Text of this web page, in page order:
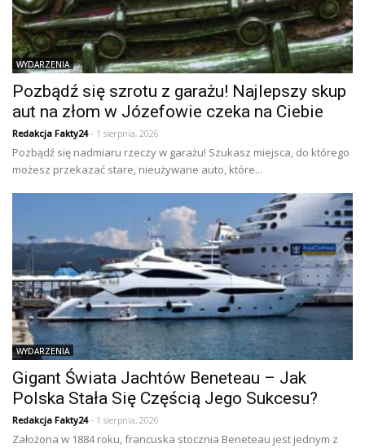
WYDARZENIA
Pozbądź się szrotu z garażu! Najlepszy skup
aut na złom w Józefowie czeka na Ciebie
Redakcja Fakty24- 1 sierpnia, 2026
Pozbądź się nadmiaru rzeczy w garażu! Szukasz miejsca, do którego
możesz przekazać stare, nieużywane auto, które...
WYDARZENIA
Gigant Świata Jachtów Beneteau – Jak
Polska Stała Się Częścią Jego Sukcesu?
Redakcja Fakty24- 1 sierpnia, 2026
Założona w 1884 roku, francuska stocznia Beneteau jest jednym z